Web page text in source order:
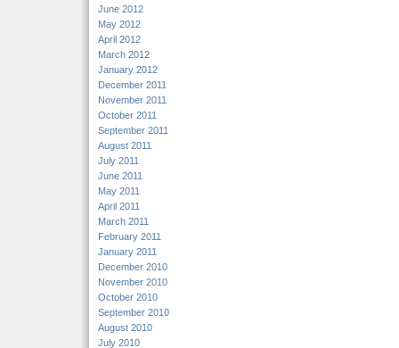
June 2012
May 2012
April 2012
March 2012
January 2012
December 2011
November 2011
October 2011
September 2011
August 2011
July 2011
June 2011
May 2011
April 2011
March 2011
February 2011
January 2011
December 2010
November 2010
October 2010
September 2010
August 2010
July 2010